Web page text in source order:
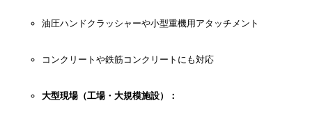
油圧ハンドクラッシャーや小型重機用アタッチメント
コンクリートや鉄筋コンクリートにも対応
大型現場（工場・大規模施設）：